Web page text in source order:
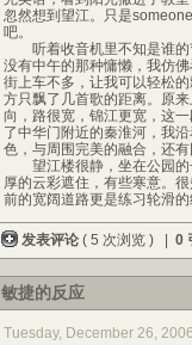
忽然想到望江。只是
吧。
听着收音机里不知是谁的
没有中午的那种慵懒，我仿
街上车不多，让我可以轻松
方只飘了几首歌的距离。原
向，路很宽，锦江更宽，这
了中华门附近的秦淮河，我
色，与周围完美的融合，还有
望江楼很静，坐在公园的
厚的云彩遮住，有些寒意。
前的宽阔道路更是练习轮滑的
发表评论 ( 5 次浏览 ) | 0
敏捷的反应
Tuesday, December 26,